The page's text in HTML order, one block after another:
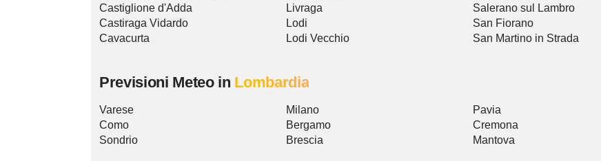
Castiglione d'Adda
Castiraga Vidardo
Cavacurta
Livraga
Lodi
Lodi Vecchio
Salerano sul Lambro
San Fiorano
San Martino in Strada
Previsioni Meteo in Lombardia
Varese
Como
Sondrio
Milano
Bergamo
Brescia
Pavia
Cremona
Mantova